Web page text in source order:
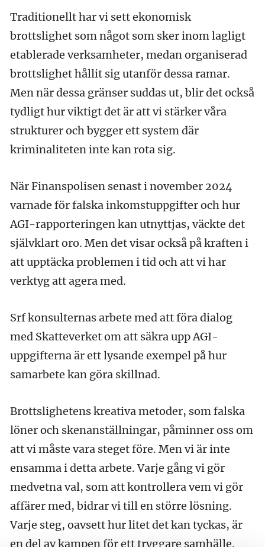
Traditionellt har vi sett ekonomisk
brottslighet som något som sker inom lagligt
etablerade verksamheter, medan organiserad
brottslighet hållit sig utanför dessa ramar.
Men när dessa gränser suddas ut, blir det också
tydligt hur viktigt det är att vi stärker våra
strukturer och bygger ett system där
kriminaliteten inte kan rota sig.
När Finanspolisen senast i november 2024
varnade för falska inkomstuppgifter och hur
AGI-rapporteringen kan utnyttjas, väckte det
självklart oro. Men det visar också på kraften i
att upptäcka problemen i tid och att vi har
verktyg att agera med.
Srf konsulternas arbete med att föra dialog
med Skatteverket om att säkra upp AGI-
uppgifterna är ett lysande exempel på hur
samarbete kan göra skillnad.
Brottslighetens kreativa metoder, som falska
löner och skenanställningar, påminner oss om
att vi måste vara steget före. Men vi är inte
ensamma i detta arbete. Varje gång vi gör
medvetna val, som att kontrollera vem vi gör
affärer med, bidrar vi till en större lösning.
Varje steg, oavsett hur litet det kan tyckas, är
en del av kampen för ett tryggare samhälle.